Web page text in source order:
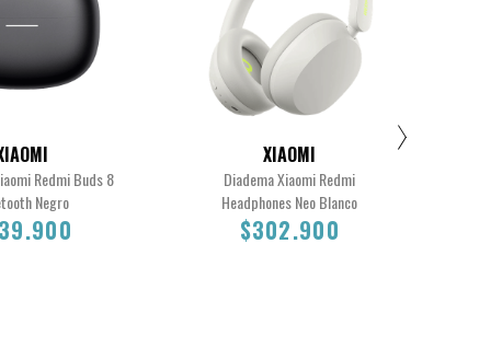
Redmi Buds 8
Negro
XIAOMI
Diadema Xiaomi Redmi
Headphones Neo Blanco
$302.900